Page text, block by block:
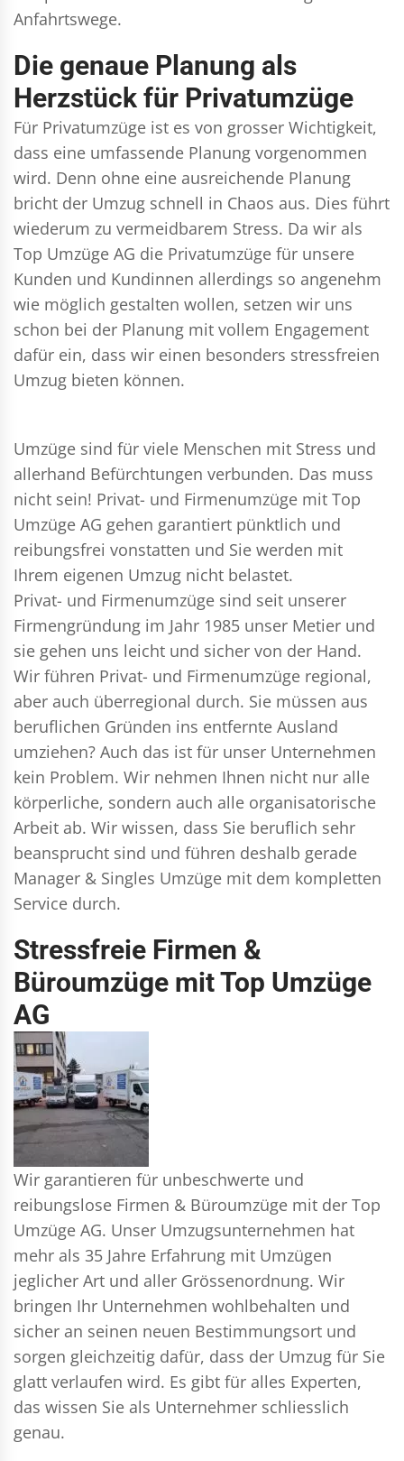
Anfahrtswege.
Die genaue Planung als
Herzstück für Privatumzüge
Für Privatumzüge ist es von grosser Wichtigkeit,
dass eine umfassende Planung vorgenommen
wird. Denn ohne eine ausreichende Planung
bricht der Umzug schnell in Chaos aus. Dies führt
wiederum zu vermeidbarem Stress. Da wir als
Top Umzüge AG die Privatumzüge für unsere
Kunden und Kundinnen allerdings so angenehm
wie möglich gestalten wollen, setzen wir uns
schon bei der Planung mit vollem Engagement
dafür ein, dass wir einen besonders stressfreien
Umzug bieten können.
Umzüge sind für viele Menschen mit Stress und
allerhand Befürchtungen verbunden. Das muss
nicht sein! Privat- und Firmenumzüge mit Top
Umzüge AG gehen garantiert pünktlich und
reibungsfrei vonstatten und Sie werden mit
Ihrem eigenen Umzug nicht belastet.
Privat- und Firmenumzüge sind seit unserer
Firmengründung im Jahr 1985 unser Metier und
sie gehen uns leicht und sicher von der Hand.
Wir führen Privat- und Firmenumzüge regional,
aber auch überregional durch. Sie müssen aus
beruflichen Gründen ins entfernte Ausland
umziehen? Auch das ist für unser Unternehmen
kein Problem. Wir nehmen Ihnen nicht nur alle
körperliche, sondern auch alle organisatorische
Arbeit ab. Wir wissen, dass Sie beruflich sehr
beansprucht sind und führen deshalb gerade
Manager & Singles Umzüge mit dem kompletten
Service durch.
Stressfreie Firmen &
Büroumzüge mit Top Umzüge
AG
Wir garantieren für unbeschwerte und
reibungslose Firmen & Büroumzüge mit der Top
Umzüge AG. Unser Umzugsunternehmen hat
mehr als 35 Jahre Erfahrung mit Umzügen
jeglicher Art und aller Grössenordnung. Wir
bringen Ihr Unternehmen wohlbehalten und
sicher an seinen neuen Bestimmungsort und
sorgen gleichzeitig dafür, dass der Umzug für Sie
glatt verlaufen wird. Es gibt für alles Experten,
das wissen Sie als Unternehmer schliesslich
genau.